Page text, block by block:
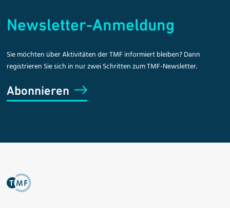
Newsletter-Anmeldung
Sie möchten über Aktivitäten der TMF informiert bleiben? Dann
registrieren Sie sich in nur zwei Schritten zum TMF-Newsletter.
Abonnieren